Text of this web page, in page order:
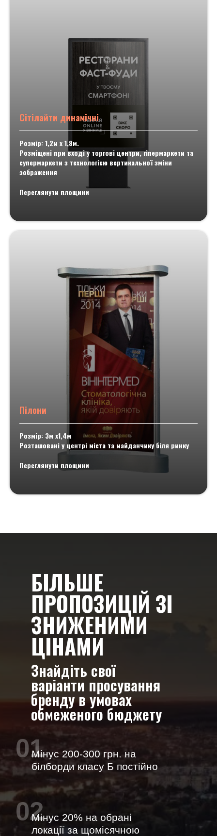
Сітілайти динамічні
Розмір: 1,2м х 1,8м.
Розміщені при вході у торгові центри, гіпермаркети та
супермаркети з технологією вертикальної зміни
зображення
Переглянути площини
Пілони
Розмір: 3м х1,4м
Розташовані у центрі міста та майданчику біля ринку
Переглянути площини
БІЛЬШЕ
ПРОПОЗИЦІЙ ЗІ
ЗНИЖЕНИМИ
ЦІНАМИ
Знайдіть свої
варіанти просування
бренду в умовах
обмеженого бюджету
01Мінус 200-300 грн. на
білборди класу Б постійно
02Мінус 20% на обрані
локації за щомісячною